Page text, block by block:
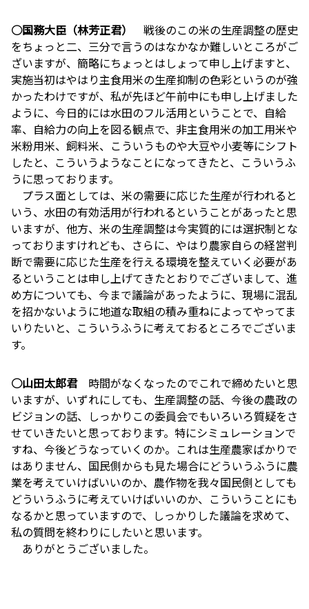
○国務大臣（林芳正君）
戦後のこの米の生産調整の歴史
をちょっと二、三分で言うのはなかなか難しいところがご
ざいますが、簡略にちょっとはしょって申し上げますと、
実施当初はやはり主食用米の生産抑制の色彩というのが強
かったわけですが、私が先ほど午前中にも申し上げました
ように、今日的には水田のフル活用ということで、自給
率、自給力の向上を図る観点で、非主食用米の加工用米や
米粉用米、飼料米、こういうものや大豆や小麦等にシフト
したと、こういうようなことになってきたと、こういうふ
うに思っております。
プラス面としては、米の需要に応じた生産が行われると
いう、水田の有効活用が行われるということがあったと思
いますが、他方、米の生産調整は今実質的には選択制とな
っておりますけれども、さらに、やはり農家自らの経営判
断で需要に応じた生産を行える環境を整えていく必要があ
るということは申し上げてきたとおりでございまして、進
め方についても、今まで議論があったように、現場に混乱
を招かないように地道な取組の積み重ねによってやってま
いりたいと、こういうふうに考えておるところでございま
す。
○山田太郎君時間がなくなったのでこれで締めたいと思
いますが、いずれにしても、生産調整の話、今後の農政の
ビジョンの話、しっかりこの委員会でもいろいろ質疑をさ
せていきたいと思っております。特にシミュレーションで
すね、今後どうなっていくのか。これは生産農家ばかりで
はありません、国民側からも見た場合にどういうふうに農
業を考えていけばいいのか、農作物を我々国民側としても
どういうふうに考えていけばいいのか、こういうことにも
なるかと思っていますので、しっかりした議論を求めて、
私の質問を終わりにしたいと思います。
ありがとうございました。